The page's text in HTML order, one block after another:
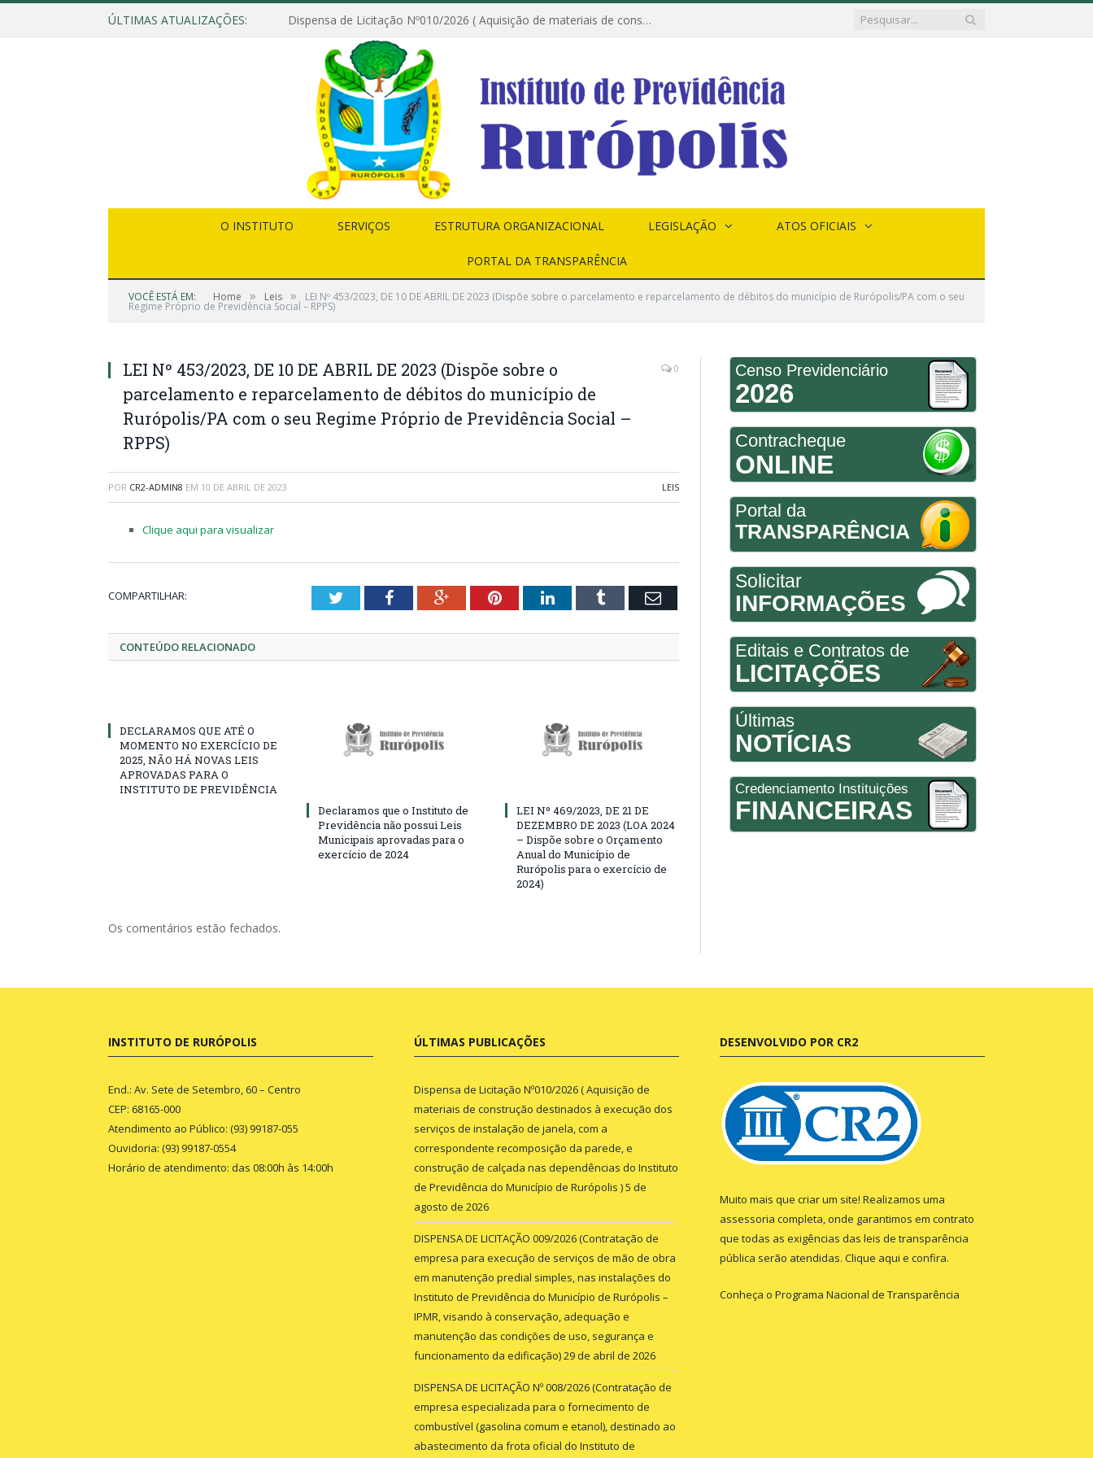
ÚLTIMAS ATUALIZAÇÕES: Dispensa de Licitação Nº010/2026 ( Aquisição de materiais de construção destinados à execução dos serviços de instalação de janela, com a correspondente recomposição da parede, e construção de calçada nas dependências do Instituto de Previdência do Município de Rurópolis )
O INSTITUTO SERVIÇOS ESTRUTURA ORGANIZACIONAL LEGISLAÇÃO ATOS OFICIAIS
PORTAL DA TRANSPARÊNCIA
VOCÊ ESTÁ EM: Home » Leis » LEI Nº 453/2023, DE 10 DE ABRIL DE 2023 (Dispõe sobre o parcelamento e reparcelamento de débitos do município de Rurópolis/PA com o seu
Regime Próprio de Previdência Social – RPPS)
LEI Nº 453/2023, DE 10 DE ABRIL DE 2023 (Dispõe sobre o
parcelamento e reparcelamento de débitos do município de
Rurópolis/PA com o seu Regime Próprio de Previdência Social –
RPPS)
0
POR CR2-ADMIN8 EM 10 DE ABRIL DE 2023 LEIS
Clique aqui para visualizar
COMPARTILHAR: TwitterFacebookGoogle+PinterestLinkedInTumblr Email
CONTEÚDO RELACIONADO
DECLARAMOS QUE ATÉ O
MOMENTO NO EXERCÍCIO DE
2025, NÃO HÁ NOVAS LEIS
APROVADAS PARA O
INSTITUTO DE PREVIDÊNCIA
Declaramos que o Instituto de
Previdência não possui Leis
Municipais aprovadas para o
exercício de 2024
LEI Nº 469/2023, DE 21 DE
DEZEMBRO DE 2023 (LOA 2024
– Dispõe sobre o Orçamento
Anual do Município de
Rurópolis para o exercício de
2024)
Os comentários estão fechados.
Censo Previdenciário
2026
Contracheque
ONLINE
Portal da
TRANSPARÊNCIA
Solicitar
INFORMAÇÕES
Editais e Contratos de
LICITAÇÕES
Últimas
NOTÍCIAS
Credenciamento Instituições
FINANCEIRAS
INSTITUTO DE RURÓPOLIS
End.: Av. Sete de Setembro, 60 – Centro
CEP: 68165-000
Atendimento ao Público: (93) 99187-055
Ouvidoria: (93) 99187-0554
Horário de atendimento: das 08:00h às 14:00h
ÚLTIMAS PUBLICAÇÕES
Dispensa de Licitação Nº010/2026 ( Aquisição de
materiais de construção destinados à execução dos
serviços de instalação de janela, com a
correspondente recomposição da parede, e
construção de calçada nas dependências do Instituto
de Previdência do Município de Rurópolis )5 de
agosto de 2026
DISPENSA DE LICITAÇÃO 009/2026 (Contratação de
empresa para execução de serviços de mão de obra
em manutenção predial simples, nas instalações do
Instituto de Previdência do Município de Rurópolis –
IPMR, visando à conservação, adequação e
manutenção das condições de uso, segurança e
funcionamento da edificação)29 de abril de 2026
DISPENSA DE LICITAÇÃO Nº 008/2026 (Contratação de
empresa especializada para o fornecimento de
combustível (gasolina comum e etanol), destinado ao
abastecimento da frota oficial do Instituto de
DESENVOLVIDO POR CR2
Muito mais que criar um site! Realizamos uma
assessoria completa, onde garantimos em contrato
que todas as exigências das leis de transparência
pública serão atendidas. Clique aqui e confira.
Conheça o Programa Nacional de Transparência